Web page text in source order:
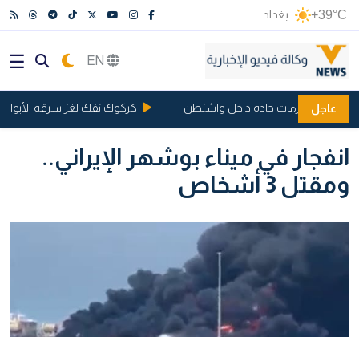
+39°C بغداد
عاجل
وتثير أزمات حادة داخل واشنطن كركوك تفك لغز سرقة الأبواب
انفجار في ميناء بوشهر الإيراني..
ومقتل 3 أشخاص